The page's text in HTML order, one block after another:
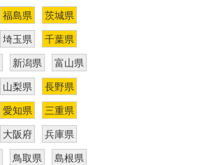
福島県
茨城県
埼玉県
千葉県
新潟県
富山県
山梨県
長野県
愛知県
三重県
大阪府
兵庫県
鳥取県
島根県